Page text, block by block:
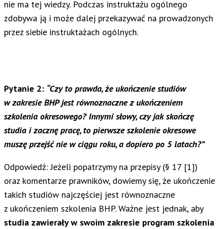
nie ma tej wiedzy. Podczas instruktażu ogólnego
zdobywa ją i może dalej przekazywać na prowadzonych
przez siebie instruktażach ogólnych.
Pytanie 2: “Czy to prawda, że ukończenie studiów
w zakresie BHP jest równoznaczne z ukończeniem
szkolenia okresowego? Innymi słowy, czy jak skończę
studia i zacznę pracę, to pierwsze szkolenie okresowe
muszę przejść nie w ciągu roku, a dopiero po 5 latach?”
Odpowiedź: Jeżeli popatrzymy na przepisy (§ 17 [1])
oraz komentarze prawników, dowiemy się, że ukończenie
takich studiów najczęściej jest równoznaczne
z ukończeniem szkolenia BHP. Ważne jest jednak, aby
studia zawierały w swoim zakresie program szkolenia